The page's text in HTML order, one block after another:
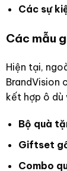
Các sự
Các mẫu
Hiện tại,
BrandVision
kết hợp ô dù
Bộ quà
Giftset
Combo